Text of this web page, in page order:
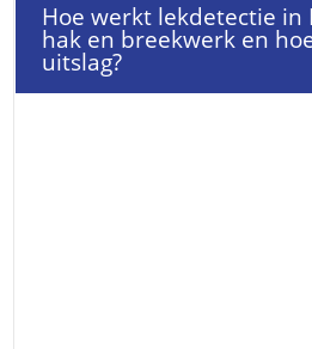
Hoe werkt lekdetectie in
hak en breekwerk en
uitslag?